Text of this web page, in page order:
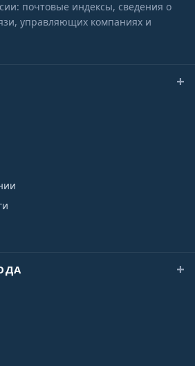
почтовые индексы, сведения о
управляющих компаниях и